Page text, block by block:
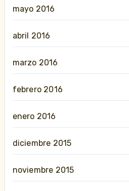
mayo 2016
abril 2016
marzo 2016
febrero 2016
enero 2016
diciembre 2015
noviembre 2015